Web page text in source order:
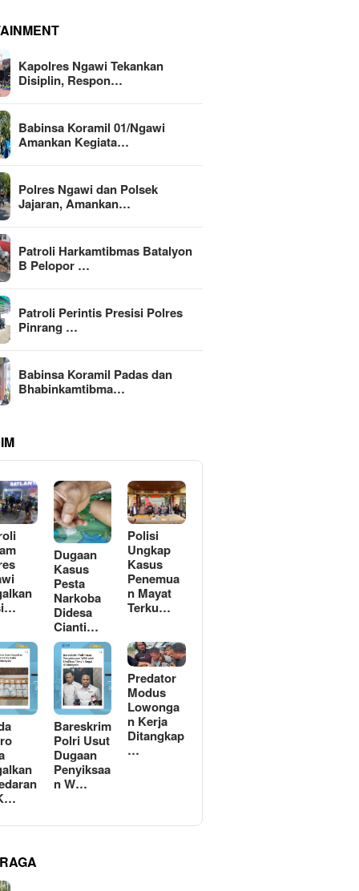
Kapolres Ngawi Tekankan
Disiplin, Respon…
Babinsa Koramil 01/Ngawi
Amankan Kegiata…
Polres Ngawi dan Polsek
Jajaran, Amankan…
Patroli Harkamtibmas Batalyon
B Pelopor …
Patroli Perintis Presisi Polres
Pinrang …
Babinsa Koramil Padas dan
Bhabinkamtibma…
Dugaan
Kasus
Pesta
Narkoba
Didesa
Cianti…
Polisi
Ungkap
Kasus
Penemua
n Mayat
Terku…
Bareskrim
Polri Usut
Dugaan
Penyiksaa
n W…
Predator
Modus
Lowonga
n Kerja
Ditangkap
…